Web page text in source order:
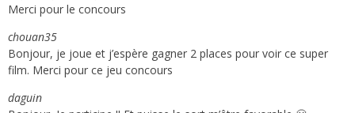
Merci pour le concours
chouan35
Bonjour, je joue et j’espère gagner 2 places pour voir ce super
film. Merci pour ce jeu concours
daguin